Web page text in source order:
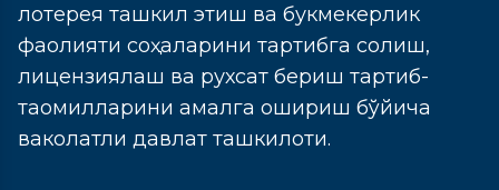
лотерея ташкил этиш ва букмекерлик
фаолияти соҳаларини тартибга солиш,
лицензиялаш ва рухсат бериш тартиб-
таомилларини амалга ошириш бўйича
ваколатли давлат ташкилоти.